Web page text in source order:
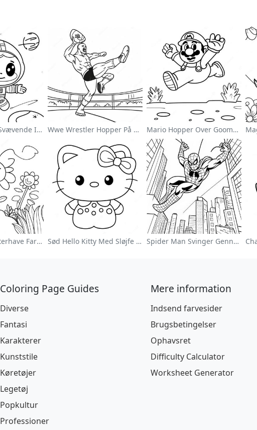
Sød Astronaut Svævende I Rummet Farvelægningsside Wwe Wrestler Hopper På Modstander Farvelægningsside Mario Hopper Over Goombas Farvelægningsside
Farverig Blomsterhave Farvelægningsside Sød Hello Kitty Med Sløjfe Farvelægningsside Spider Man Svinger Gennem Byen Farvelægningsside
Coloring Page Guides
Diverse
Fantasi
Karakterer
Kunststile
Køretøjer
Legetøj
Popkultur
Professioner
Mere information
Indsend farvesider
Brugsbetingelser
Ophavsret
Difficulty Calculator
Worksheet Generator